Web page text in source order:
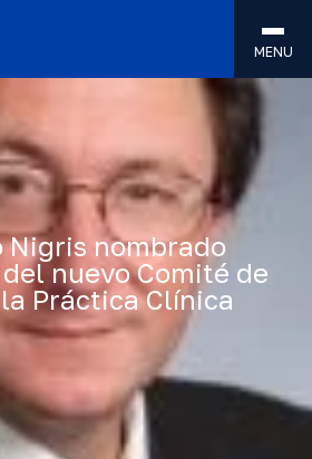
MENU
Nigris nombrado
nuevo Comité de
Práctica Clínica